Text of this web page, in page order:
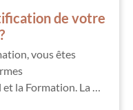
de votre
vous êtes
la Formation. La …